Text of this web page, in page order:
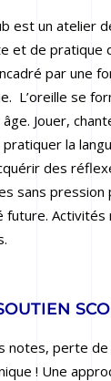
est un atelier
et de pratique
par une
L’oreille se
Jouer,
la
des
sans pression
future. Activités
notes, perte
! Une